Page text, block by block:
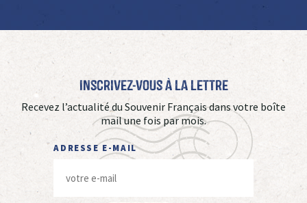
Inscrivez-vous à La Lettre
Recevez l’actualité du Souvenir Français dans votre boîte
mail une fois par mois.
ADRESSE E-MAIL